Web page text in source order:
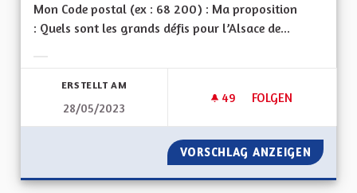
Mon Code postal (ex : 68 200) : Ma proposition
: Quels sont les grands défis pour l’Alsace de...
ERSTELLT AM
28/05/2023
49 49 FOLLOWER
FOLGEN
ACTIVITÉS
VORSCHLAG ANZEIGEN